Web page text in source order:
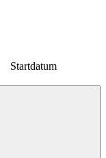
Startdatum